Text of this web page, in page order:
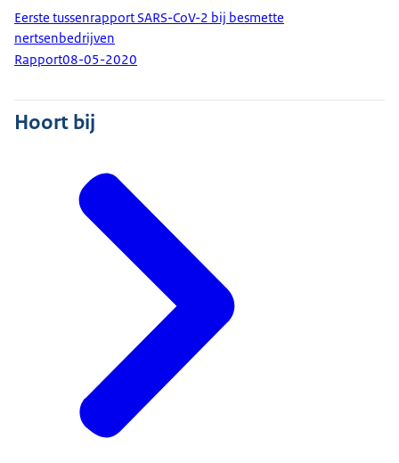
Eerste tussenrapport SARS-CoV-2 bij besmette
nertsenbedrijven
Rapport08-05-2020
Hoort bij